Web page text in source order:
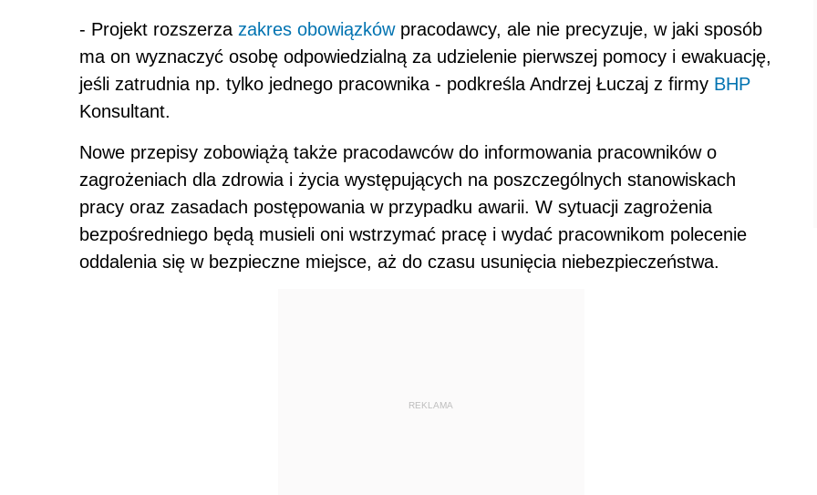
- Projekt rozszerza zakres obowiązkówpracodawcy, ale nie precyzuje, w jaki sposób
ma on wyznaczyć osobę odpowiedzialną za udzielenie pierwszej pomocy i ewakuację,
jeśli zatrudnia np. tylko jednego pracownika - podkreśla Andrzej Łuczaj z firmy BHP
Konsultant.
Nowe przepisy zobowiążą także pracodawców do informowania pracowników o
zagrożeniach dla zdrowia i życia występujących na poszczególnych stanowiskach
pracy oraz zasadach postępowania w przypadku awarii. W sytuacji zagrożenia
bezpośredniego będą musieli oni wstrzymać pracę i wydać pracownikom polecenie
oddalenia się w bezpieczne miejsce, aż do czasu usunięcia niebezpieczeństwa.
REKLAMA